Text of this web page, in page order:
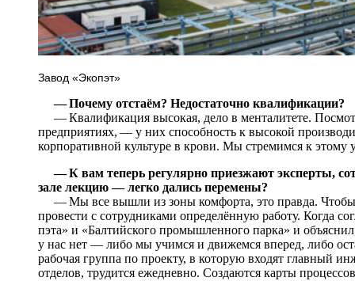
Завод «Экопэт»
— Почему отстаём? Недостаточно квалификации?
— Квалификация высокая, дело в менталитете.
предприятиях, — у них способность к высокой
корпоративной культуре в крови. Мы стремимся к этому
— К вам теперь регулярно приезжают эксперты,
зале лекцию — легко дались перемены?
— Мы все вышли из зоны комфорта, это правда. Чтобы
провести с сотрудниками определённую работу. Когда
пэта» и «Балтийского промышленного парка» и
у нас нет — либо мы учимся и движемся вперед, либо
рабочая группа по проекту, в которую входят главный
отделов, трудится ежедневно. Создаются карты